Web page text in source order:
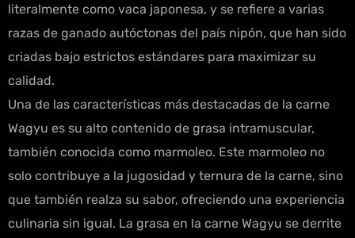
literalmente como vaca japonesa, y se refiere a varias
razas de ganado autóctonas del país nipón, que han sido
criadas bajo estrictos estándares para maximizar su
calidad.
Una de las características más destacadas de la carne
Wagyu es su alto contenido de grasa intramuscular,
también conocida como marmoleo. Este marmoleo no
solo contribuye a la jugosidad y ternura de la carne, sino
que también realza su sabor, ofreciendo una experiencia
culinaria sin igual. La grasa en la carne Wagyu se derrite